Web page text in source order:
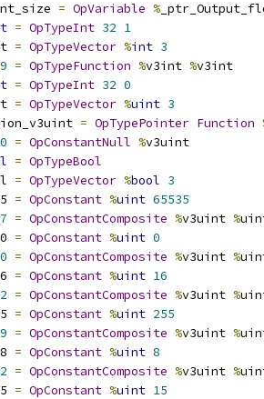
= OpVariable %
= OpTypeInt 32 1
= OpTypeVector %int 3
9 = OpTypeFunction %v3int %v3int
= OpTypeInt 32 0
= OpTypeVector %uint 3
= OpTypePointer Function
= OpConstantNull %v3uint
= OpTypeBool
= OpTypeVector %bool 3
= OpConstant %uint 65535
= OpConstantComposite %v3uint %
= OpConstant %uint 0
= OpConstantComposite %v3uint %
= OpConstant %uint 16
= OpConstantComposite %v3uint %
= OpConstant %uint 255
= OpConstantComposite %v3uint %
= OpConstant %uint 8
= OpConstantComposite %v3uint %
= OpConstant %uint 15